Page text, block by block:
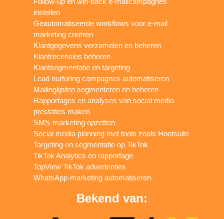
instellen
Geautomatiseerde workflows voor e-mail
marketing creëren
Klantgegevens verzamelen en beheren
Klantrecensies beheren
Klantsegmentatie en targeting
Lead nurturing campagnes automatiseren
Mailinglijsten segmenteren en beheren
Rapportages en analyses van social media
prestaties maken
SMS-marketing opzetten
Social media planning met tools zoals Hootsuite
Targeting en segmentatie op TikTok
TikTok Analytics en rapportage
TopView TikTok advertenties
WhatsApp-marketing automatiseren
Bekend van: